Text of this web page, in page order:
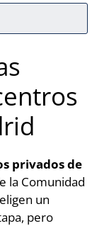
privados de
la Comunidad
un
pero